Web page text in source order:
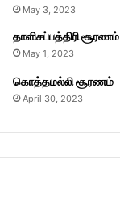
May 3, 2023
தாளிசப்பத்திரி சூரணம்
May 1, 2023
கொத்தமல்லி சூரணம்
April 30, 2023